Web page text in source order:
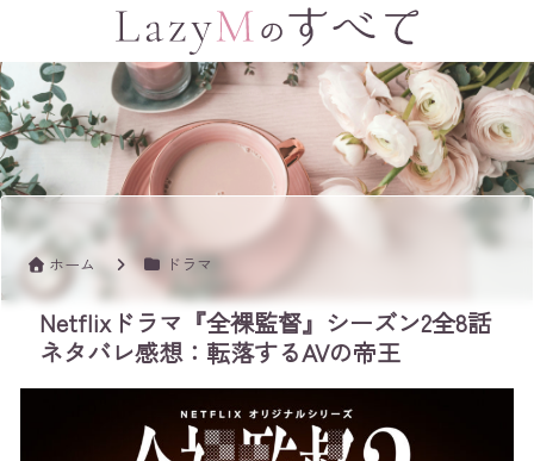
ホーム ドラマ
Netflixドラマ『全裸監督』シーズン2全8話
ネタバレ感想：転落するAVの帝王